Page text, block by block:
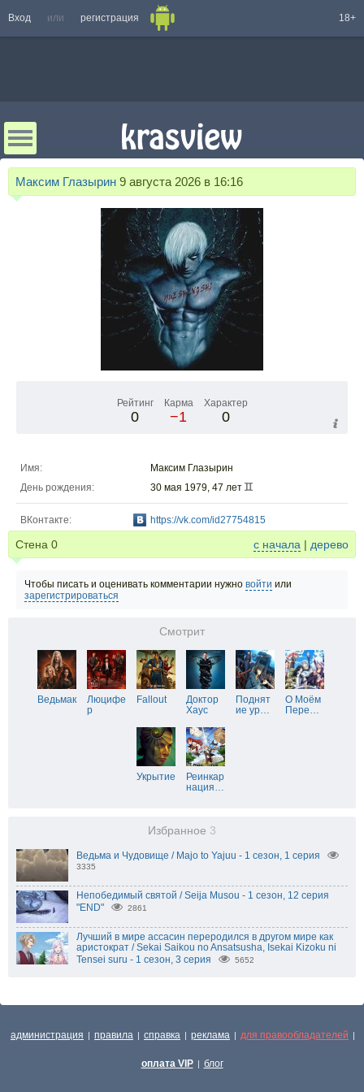
Вход или регистрация 18+
Максим Глазырин 9 августа 2026 в 16:16
Рейтинг
0
Карма
−1
Характер
0
Имя:
Максим Глазырин
День рождения:
30 мая 1979, 47 лет
ВКонтакте: https://vk.com/id27754815
Стена 0 с начала | дерево
Чтобы писать и оценивать комментарии нужно войти или
зарегистрироваться
Смотрит
Ведьмак
Люцифе
р
Fallout
Доктор
Хаус
Поднят
ие ур…
О Моём
Пере…
Укрытие
Реинкар
нация…
Избранное 3
Ведьма и Чудовище / Majo to Yajuu - 1 сезон, 1 серия
3335
Непобедимый святой / Seija Musou - 1 сезон, 12 серия
"END"
2861
Лучший в мире ассасин переродился в другом мире как
аристократ / Sekai Saikou no Ansatsusha, Isekai Kizoku ni
Tensei suru - 1 сезон, 3 серия
5652
администрация | правила | справка | реклама | для правообладателей |
оплата VIP | блог